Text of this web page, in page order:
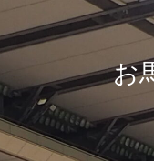
お